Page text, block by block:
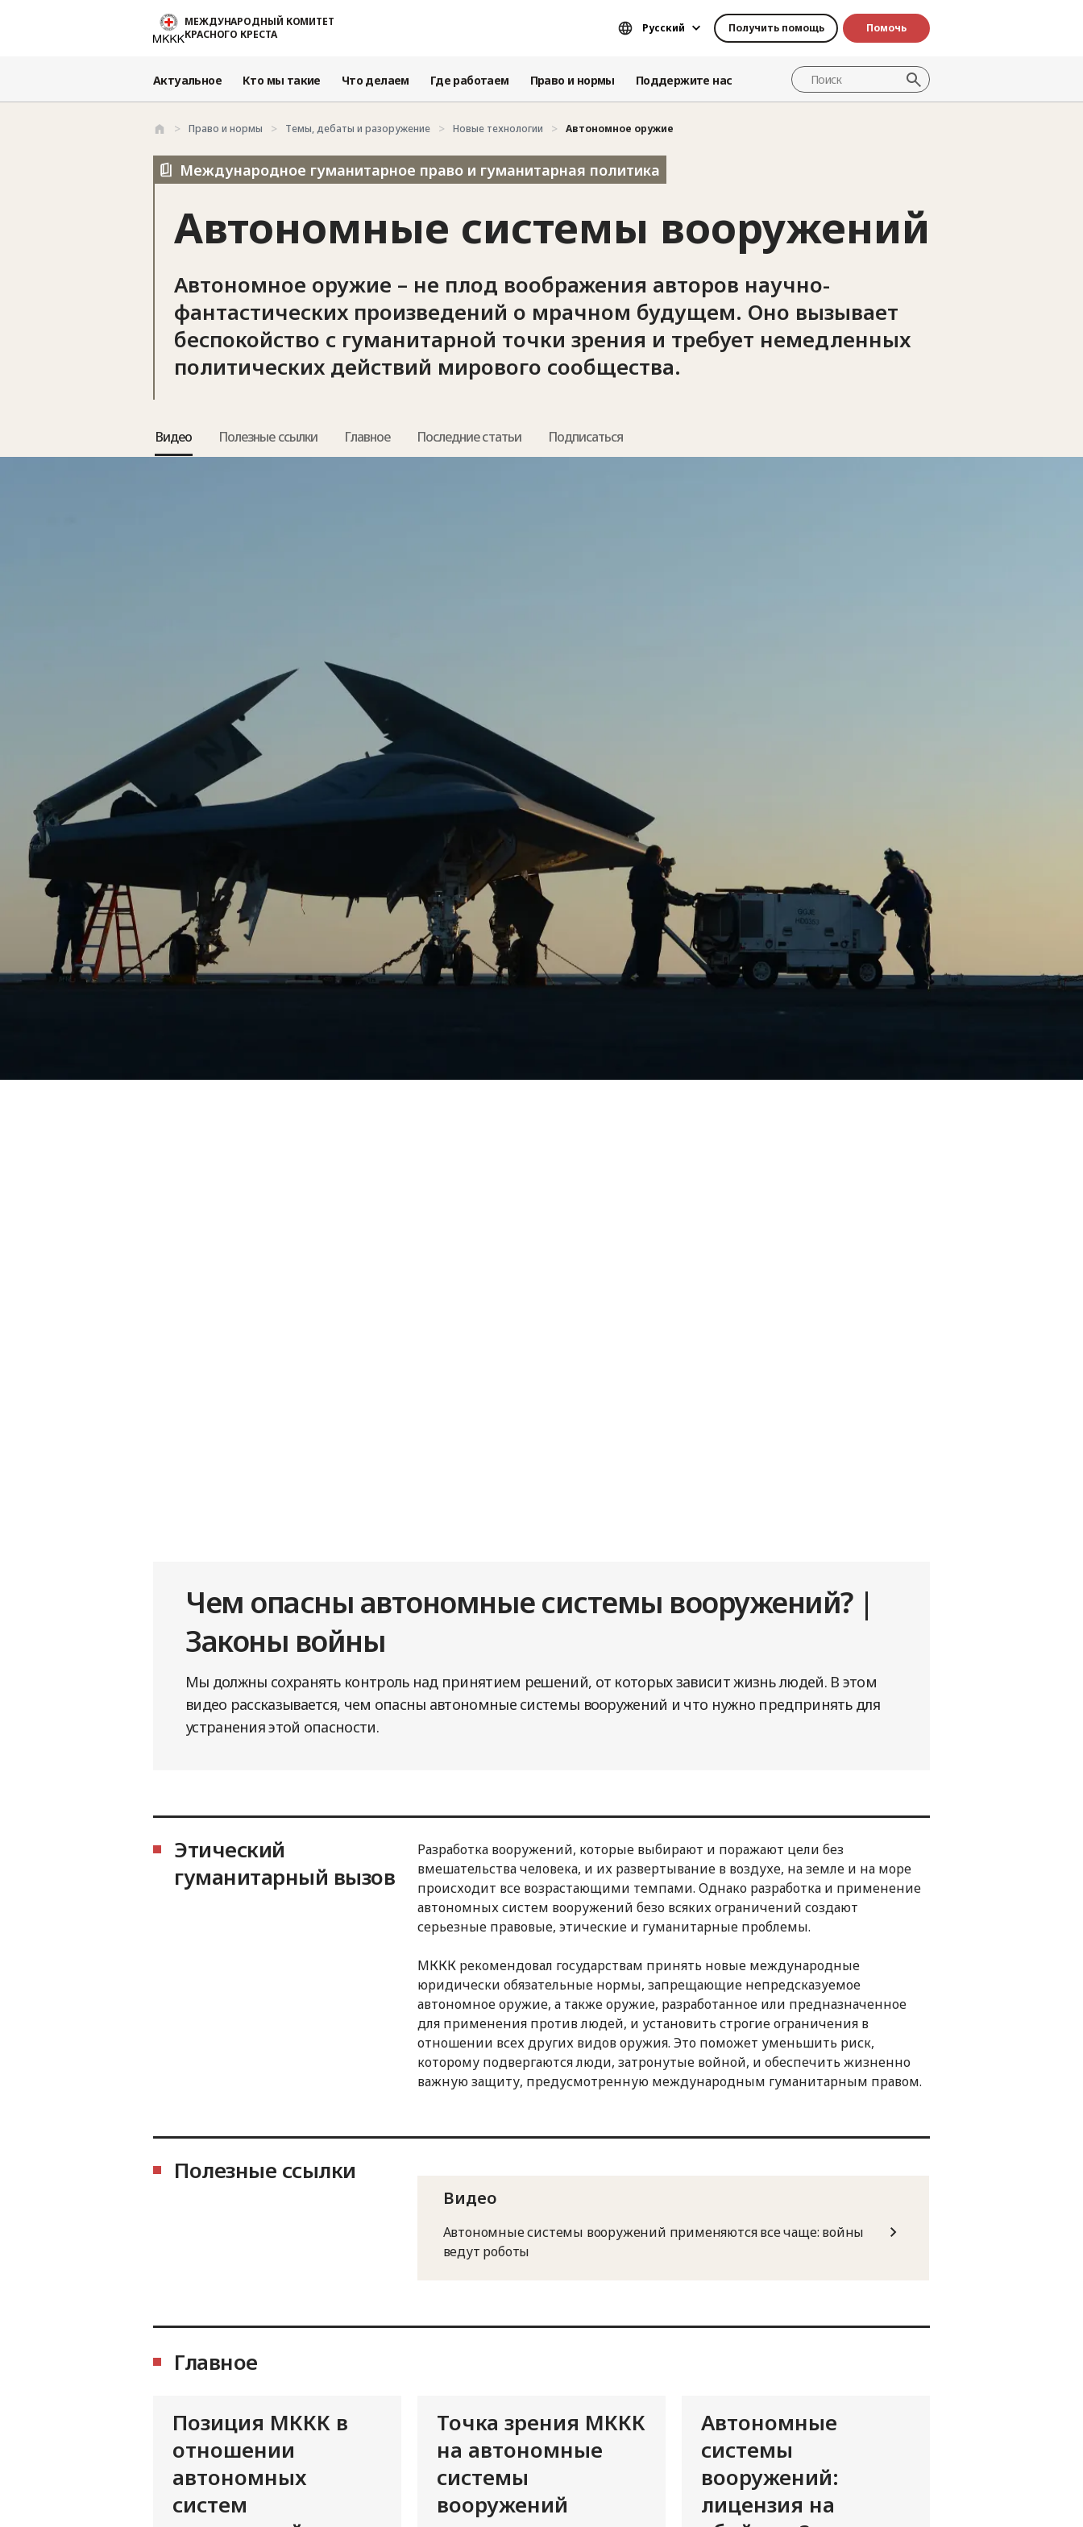
Перейти к основному содержаниюМЕЖДУНАРОДНЫЙ КОМИТЕТ
КРАСНОГО КРЕСТА
Русский Получить помощь Помочь
Актуальное Кто мы такие Что делаем Где работаем Право и нормы Поддержите нас
Право и нормы Темы, дебаты и разоружение Новые технологии Автономное оружие
Международное гуманитарное право и гуманитарная политика
Автономные системы вооружений
Автономное оружие – не плод воображения авторов научно-
фантастических произведений о мрачном будущем. Оно вызывает
беспокойство с гуманитарной точки зрения и требует немедленных
политических действий мирового сообщества.
Видео Полезные ссылки Главное Последние статьи Подписаться
Чем опасны автономные системы вооружений? |
Законы войны
Мы должны сохранять контроль над принятием решений, от которых зависит жизнь людей. В этом
видео рассказывается, чем опасны автономные системы вооружений и что нужно предпринять для
устранения этой опасности.
Этический
гуманитарный вызов
Разработка вооружений, которые выбирают и поражают цели без
вмешательства человека, и их развертывание в воздухе, на земле и на море
происходит все возрастающими темпами. Однако разработка и применение
автономных систем вооружений безо всяких ограничений создают
серьезные правовые, этические и гуманитарные проблемы.
МККК рекомендовал государствам принять новые международные
юридически обязательные нормы, запрещающие непредсказуемое
автономное оружие, а также оружие, разработанное или предназначенное
для применения против людей, и установить строгие ограничения в
отношении всех других видов оружия. Это поможет уменьшить риск,
которому подвергаются люди, затронутые войной, и обеспечить жизненно
важную защиту, предусмотренную международным гуманитарным правом.
Полезные ссылки
Видео
Автономные системы вооружений применяются все чаще: войны
ведут роботы
Главное
Позиция МККК в
отношении
автономных
систем
Точка зрения МККК
на автономные
системы
вооружений
Автономные
системы
вооружений:
лицензия на